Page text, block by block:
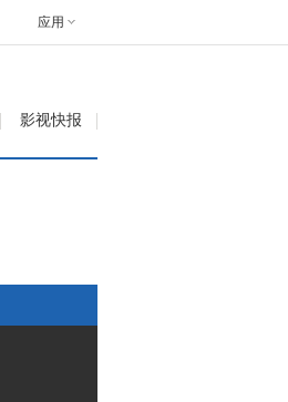
应用
影视快报